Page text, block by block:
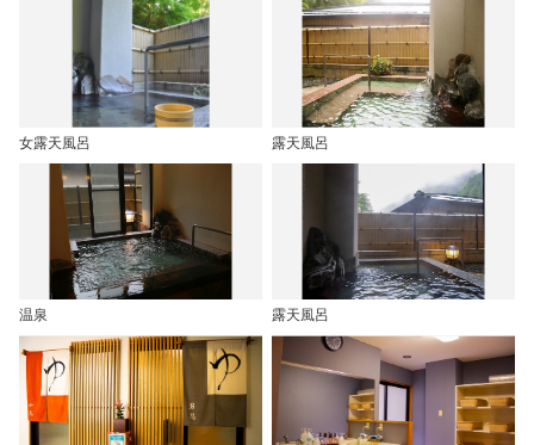
女露天風呂 露天風呂
温泉 露天風呂